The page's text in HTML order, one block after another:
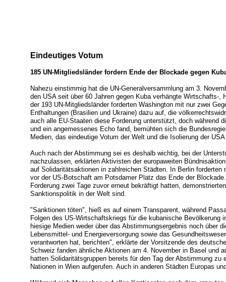
Eindeutiges Votum
185 UN-Mitgliedsländer fordern Ende der Blockade gegen
Nahezu einstimmig hat die UN-Generalversammlung am 3.
den USA seit über 60 Jahren gegen Kuba verhängte Wirtschafts-,
der 193 UN-Mitgliedsländer forderten Washington mit nur zwei
Enthaltungen (Brasilien und Ukraine) dazu auf, die
auch alle EU-Staaten diese Forderung unterstützt, doch während
und ein angemessenes Echo fand, bemühten sich die
Medien, das eindeutige Votum der Welt und die Isolierung der
Auch nach der Abstimmung sei es deshalb wichtig, bei der
nachzulassen, erklärten Aktivisten der europaweiten
auf Solidaritätsaktionen in zahlreichen Städten. In Berlin forderten
vor der US-Botschaft am Potsdamer Platz das Ende der
Forderung zwei Tage zuvor erneut bekräftigt hatten,
Sanktionspolitik in der Welt sind.
"Sanktionen töten", hieß es auf einem Transparent, während
Folgen des US-Wirtschaftskriegs für die kubanische Bevölkerung
hiesige Medien weder über das Abstimmungsergebnis noch über
Lebensmittel- und Energieversorgung sowie das
verantworten hat, berichten", erklärte der Vorsitzende des
Schweiz fanden ähnliche Aktionen am 4. November in Basel und
hatten Solidaritätsgruppen bereits für den Tag der Abstimmung zu
Nationen in Wien aufgerufen. Auch in anderen Städten Europas